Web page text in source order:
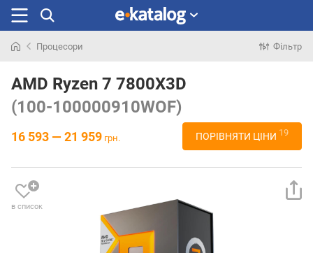
раніше
Процесори Фільтр
AMD Ryzen 7 7800X3D
(100-100000910WOF)
16 593 — 21 959 грн. ПОРІВНЯТИ ЦІНИ 19
в список